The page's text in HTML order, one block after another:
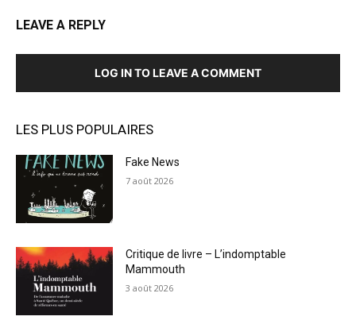
LEAVE A REPLY
LOG IN TO LEAVE A COMMENT
LES PLUS POPULAIRES
Fake News
7 août 2026
Critique de livre – L’indomptable
Mammouth
3 août 2026